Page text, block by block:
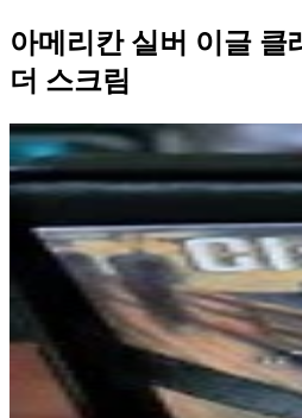
아메리칸 실버 이글 클
더 스크림